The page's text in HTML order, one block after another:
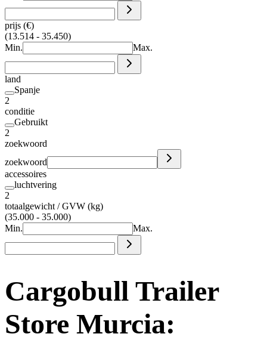
prijs (€)
(13.514 - 35.450)
Min.
Max.
land
Spanje
2
conditie
Gebruikt
2
zoekwoord
zoekwoord
accessoires
luchtvering
2
totaalgewicht / GVW (kg)
(35.000 - 35.000)
Min.
Max.
Cargobull Trailer
Store Murcia: